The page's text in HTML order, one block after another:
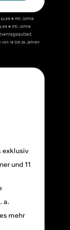
€ mtl. (ohne
€ mtl. (ohne
18 bis 26 Jahren
exklusiv
und 11
a.
mehr